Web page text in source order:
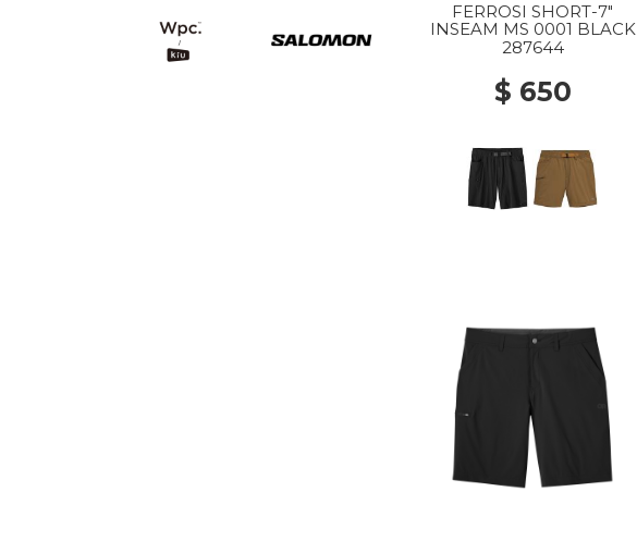
FERROSI SHORT-7"
INSEAM MS 0001 BLACK
287644
$ 650